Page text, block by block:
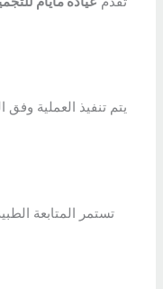
يتم تنفيذ العملية
تستمر المتابعة